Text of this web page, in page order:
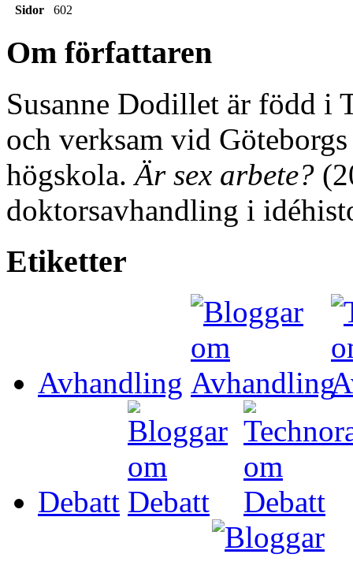
Sidor
602
Om författaren
Susanne Dodillet är född i
och verksam vid
högskola.Är sex arbete?
doktorsavhandling i
Etiketter
Avhandling
Debatt